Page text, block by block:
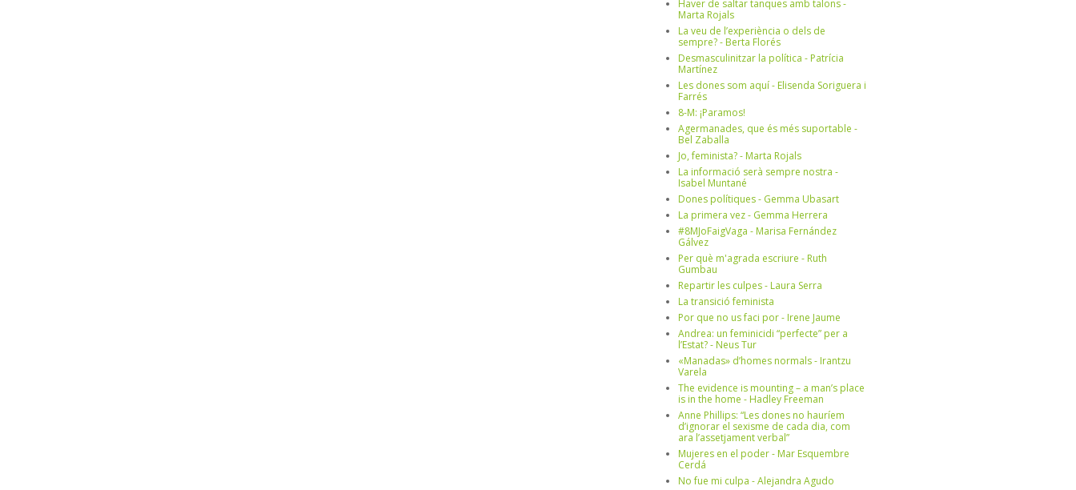
Haver de saltar tanques amb talons -
Marta Rojals
La veu de l’experiència o dels de
sempre? - Berta Florés
Desmasculinitzar la política - Patrícia
Martínez
Les dones som aquí - Elisenda Soriguera i
Farrés
8-M: ¡Paramos!
Agermanades, que és més suportable -
Bel Zaballa
Jo, feminista? - Marta Rojals
La informació serà sempre nostra -
Isabel Muntané
Dones polítiques - Gemma Ubasart
La primera vez - Gemma Herrera
#8MJoFaigVaga - Marisa Fernández
Gálvez
Per què m'agrada escriure - Ruth
Gumbau
Repartir les culpes - Laura Serra
La transició feminista
Por que no us faci por - Irene Jaume
Andrea: un feminicidi “perfecte” per a
l’Estat? - Neus Tur
«Manadas» d’homes normals - Irantzu
Varela
The evidence is mounting – a man’s place
is in the home - Hadley Freeman
Anne Phillips: “Les dones no hauríem
d’ignorar el sexisme de cada dia, com
ara l’assetjament verbal”
Mujeres en el poder - Mar Esquembre
Cerdá
No fue mi culpa - Alejandra Agudo